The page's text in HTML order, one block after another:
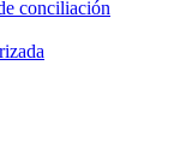
conciliación